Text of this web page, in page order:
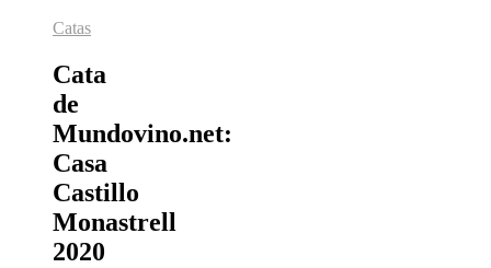
Catas
Cata
de
Mundovino.net:
Casa
Castillo
Monastrell
2020